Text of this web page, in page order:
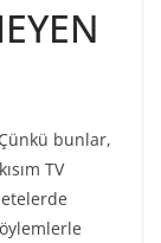
bunlar,
TV